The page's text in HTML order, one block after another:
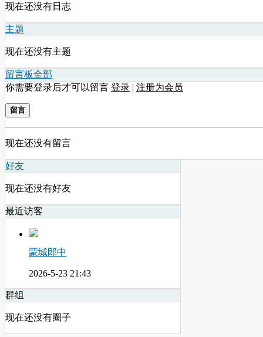
现在还没有日志
主题
现在还没有主题
留言板全部
你需要登录后才可以留言 登录 | 注册为会员
留言
现在还没有留言
好友
现在还没有好友
最近访客
蒙城郎中
2026-5-23 21:43
群组
现在还没有圈子